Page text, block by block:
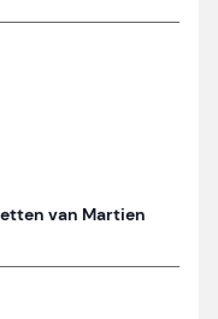
van Martien